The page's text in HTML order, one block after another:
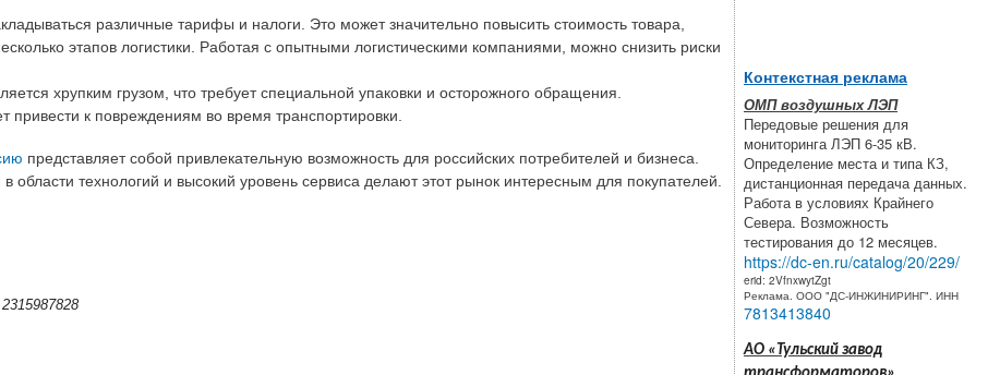
различные тарифы и налоги. Это может значительно повысить стоимость товара,
этапов логистики. Работая с опытными логистическими компаниями, можно снизить риски
хрупким грузом, что требует специальной упаковки и осторожного обращения.
привести к повреждениям во время транспортировки.
представляет собой привлекательную возможность для российских потребителей и бизнеса.
области технологий и высокий уровень сервиса делают этот рынок интересным для покупателей.
Контекстная реклама
ОМП воздушных ЛЭП
Передовые решения для
мониторинга ЛЭП 6-35 кВ.
Определение места и типа КЗ,
дистанционная передача данных.
Работа в условиях Крайнего
Севера. Возможность
тестирования до 12 месяцев.
https://dc-en.ru/catalog/20/229/
erid: 2VfnxwytZgt
Реклама. ООО "ДС-ИНЖИНИРИНГ". ИНН
7813413840
АО «Тульский завод